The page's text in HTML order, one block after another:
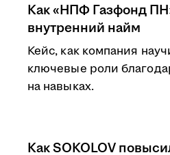
Как «НПФ Газфонд
внутренний найм
Кейс, как компания
ключевые роли
на навыках.
Как SOKOLOV